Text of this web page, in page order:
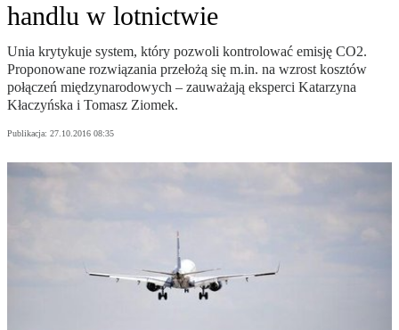
handlu w lotnictwie
Unia krytykuje system, który pozwoli kontrolować emisję CO2.
Proponowane rozwiązania przełożą się m.in. na wzrost kosztów
połączeń międzynarodowych – zauważają eksperci Katarzyna
Kłaczyńska i Tomasz Ziomek.
Publikacja: 27.10.2016 08:35